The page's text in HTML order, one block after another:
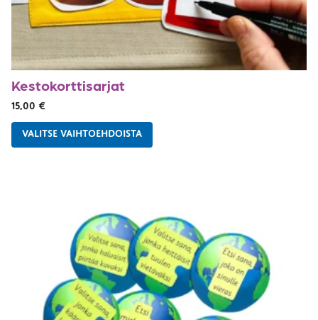
Kestokorttisarjat
15,00 €
VALITSE VAIHTOEHDOISTA